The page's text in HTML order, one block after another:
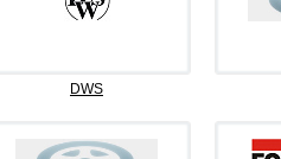
DWS